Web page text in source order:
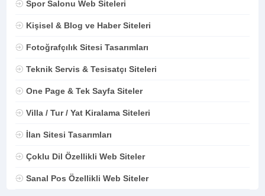
Spor Salonu Web Siteleri
Kişisel & Blog ve Haber Siteleri
Fotoğrafçılık Sitesi Tasarımları
Teknik Servis & Tesisatçı Siteleri
One Page & Tek Sayfa Siteler
Villa / Tur / Yat Kiralama Siteleri
İlan Sitesi Tasarımları
Çoklu Dil Özellikli Web Siteler
Sanal Pos Özellikli Web Siteler